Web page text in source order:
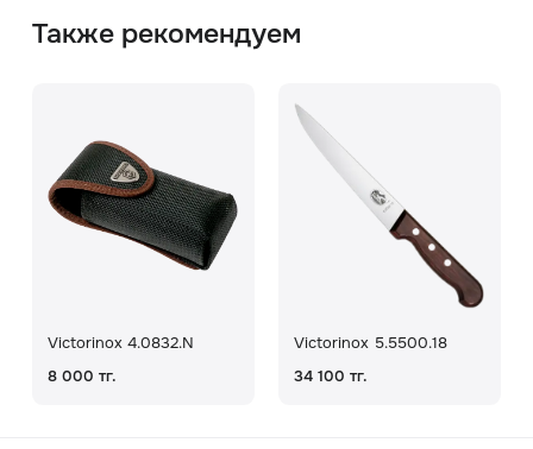
Также рекомендуем
Victorinox 4.0832.N
8 000 тг.
Victorinox 5.5500.18
34 100 тг.